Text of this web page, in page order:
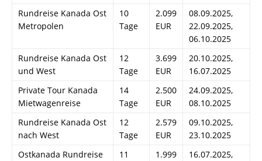
Rundreise Kanada Ost
Metropolen
10
Tage
2.099
EUR
08.09.2025,
22.09.2025,
06.10.2025
Rundreise Kanada Ost
und West
12
Tage
3.699
EUR
20.10.2025,
16.07.2025
Private Tour Kanada
Mietwagenreise
14
Tage
2.500
EUR
24.09.2025,
08.10.2025
Rundreise Kanada Ost
nach West
12
Tage
2.579
EUR
09.10.2025,
23.10.2025
Ostkanada Rundreise
11
1.999
16.07.2025,